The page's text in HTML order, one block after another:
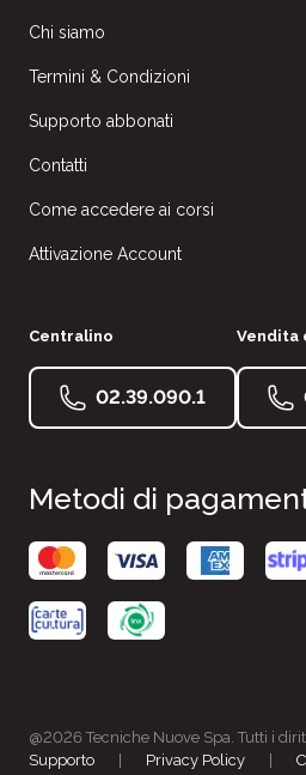
Chi siamo
Termini & Condizioni
Supporto abbonati
Contatti
Come accedere ai corsi
Attivazione Account
Centralino
02.39.090.1
Vendita
Metodi di
@2026 Tecniche Nuove Spa. Tutti i
Supporto
Privacy Policy